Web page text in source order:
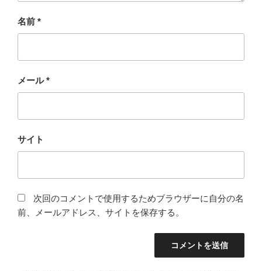
名前 *
メール*
サイト
次回のコメントで使用するためブラウザーに自分の名
前、メールアドレス、サイトを保存する。